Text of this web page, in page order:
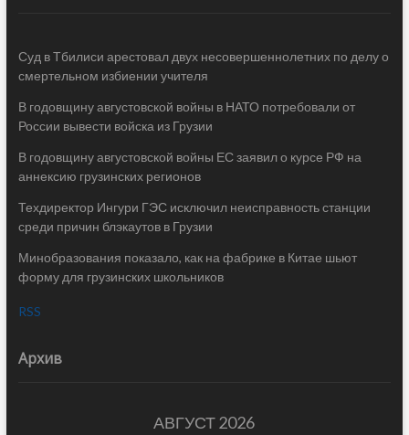
Суд в Тбилиси арестовал двух несовершеннолетних по делу о
смертельном избиении учителя
В годовщину августовской войны в НАТО потребовали от
России вывести войска из Грузии
В годовщину августовской войны ЕС заявил о курсе РФ на
аннексию грузинских регионов
Техдиректор Ингури ГЭС исключил неисправность станции
среди причин блэкаутов в Грузии
Минобразования показало, как на фабрике в Китае шьют
форму для грузинских школьников
RSS
Архив
АВГУСТ 2026